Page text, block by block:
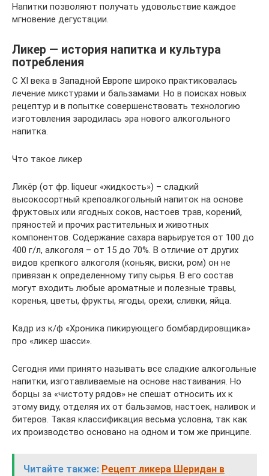
Напитки позволяют получать удовольствие каждое
мгновение дегустации.
Ликер — история напитка и культура
потребления
С XI века в Западной Европе широко практиковалась
лечение микстурами и бальзамами. Но в поисках новых
рецептур и в попытке совершенствовать технологию
изготовления зародилась эра нового алкогольного
напитка.
Что такое ликер
Ликёр (от фр. liqueur «жидкость») – сладкий
высокосортный крепоалкогольный напиток на основе
фруктовых или ягодных соков, настоев трав, корений,
пряностей и прочих растительных и животных
компонентов. Содержание сахара варьируется от 100 до
400 г/л, алкоголя – от 15 до 70%. В отличие от других
видов крепкого алкоголя (коньяк, виски, ром) он не
привязан к определенному типу сырья. В его состав
могут входить любые ароматные и полезные травы,
коренья, цветы, фрукты, ягоды, орехи, сливки, яйца.
Кадр из к/ф «Хроника пикирующего бомбардировщика»
про «ликер шасси».
Сегодня ими принято называть все сладкие алкогольные
напитки, изготавливаемые на основе настаивания. Но
борцы за «чистоту рядов» не спешат относить их к
этому виду, отделяя их от бальзамов, настоек, наливок и
битеров. Такая классификация весьма условна, так как
их производство основано на одном и том же принципе.
Читайте также: Рецепт ликера Шеридан в